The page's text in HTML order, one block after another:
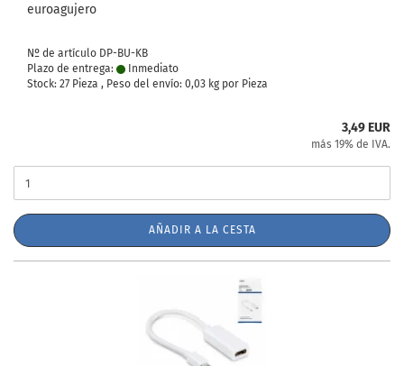
euroagujero
Nº de artículo DP-BU-KB
Plazo de entrega:
Inmediato
Stock: 27 Pieza , Peso del envío: 0,03 kg por Pieza
3,49 EUR
más 19% de IVA.
AÑADIR A LA CESTA